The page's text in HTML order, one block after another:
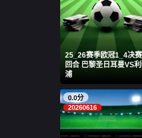
25_26赛季欧冠1_4决
回合 巴黎圣日耳曼VS
浦
0.0分
20260616